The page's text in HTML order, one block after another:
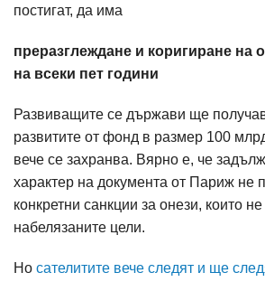
постигат, да има
преразглеждане и коригиране на
на всеки пет години
Развиващите се държави ще
развитите от фонд в размер 100
вече се захранва. Вярно е, че
характер на документа от Париж не
конкретни санкции за онези, които
набелязаните цели.
Но сателитите вече следят и ще